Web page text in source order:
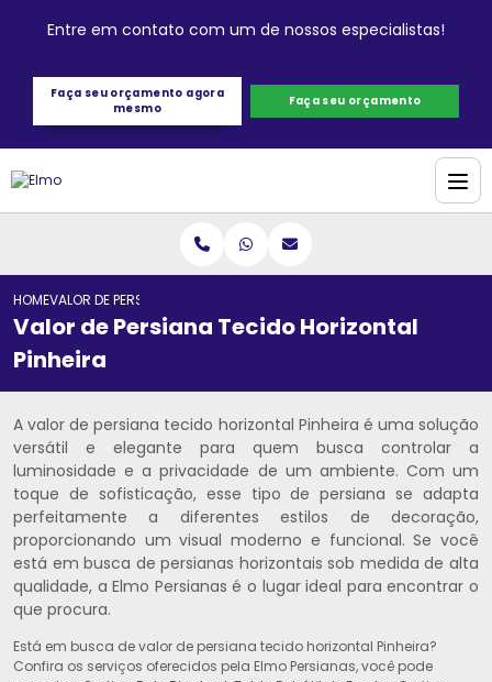
Entre em contato com um de nossos especialistas!
Faça seu orçamento agora
mesmo
Faça seu orçamento
HOMEVALOR DE PERSIANA TECIDO HORIZONTAL PINHEIRA
Valor de Persiana Tecido Horizontal
Pinheira
A valor de persiana tecido horizontal Pinheira é uma solução
versátil e elegante para quem busca controlar a
luminosidade e a privacidade de um ambiente. Com um
toque de sofisticação, esse tipo de persiana se adapta
perfeitamente a diferentes estilos de decoração,
proporcionando um visual moderno e funcional. Se você
está em busca de persianas horizontais sob medida de alta
qualidade, a Elmo Persianas é o lugar ideal para encontrar o
que procura.
Está em busca de valor de persiana tecido horizontal Pinheira?
Confira os serviços oferecidos pela Elmo Persianas, você pode